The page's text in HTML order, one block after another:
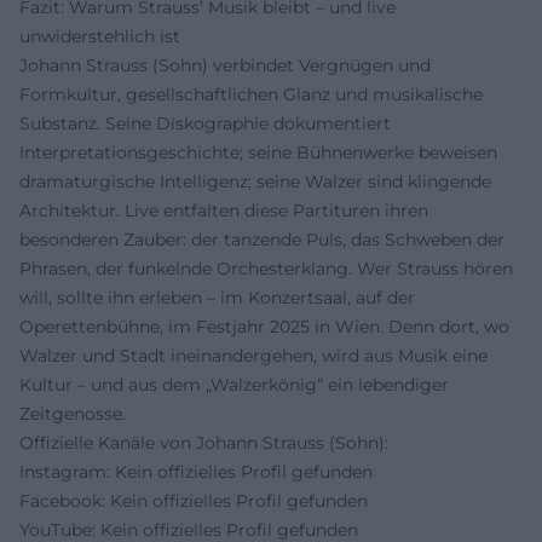
Fazit: Warum Strauss’ Musik bleibt – und live
unwiderstehlich ist
Johann Strauss (Sohn) verbindet Vergnügen und
Formkultur, gesellschaftlichen Glanz und musikalische
Substanz. Seine Diskographie dokumentiert
Interpretationsgeschichte; seine Bühnenwerke beweisen
dramaturgische Intelligenz; seine Walzer sind klingende
Architektur. Live entfalten diese Partituren ihren
besonderen Zauber: der tanzende Puls, das Schweben der
Phrasen, der funkelnde Orchesterklang. Wer Strauss hören
will, sollte ihn erleben – im Konzertsaal, auf der
Operettenbühne, im Festjahr 2025 in Wien. Denn dort, wo
Walzer und Stadt ineinandergehen, wird aus Musik eine
Kultur – und aus dem „Walzerkönig“ ein lebendiger
Zeitgenosse.
Offizielle Kanäle von Johann Strauss (Sohn):
Instagram: Kein offizielles Profil gefunden
Facebook: Kein offizielles Profil gefunden
YouTube: Kein offizielles Profil gefunden